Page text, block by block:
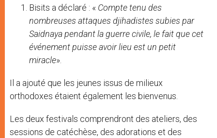
Bisits a déclaré : « Compte tenu des
nombreuses attaques djihadistes subies par
Saidnaya pendant la guerre civile, le fait que cet
événement puisse avoir lieu est un petit
miracle».
Il a ajouté que les jeunes issus de milieux
orthodoxes étaient également les bienvenus.
Les deux festivals comprendront des ateliers, des
sessions de catéchèse, des adorations et des